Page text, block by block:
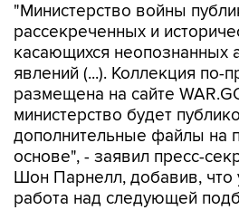
"Министерство войны
рассекреченных и
касающихся неопознанных
явлений (...). Коллекция по-
размещена на сайте
министерство будет
дополнительные файлы на
основе", - заявил пресс-
Шон Парнелл, добавив, что
работа над следующей